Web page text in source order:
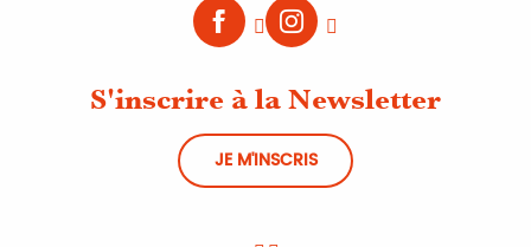
S'inscrire à la Newsletter
JE M'INSCRIS